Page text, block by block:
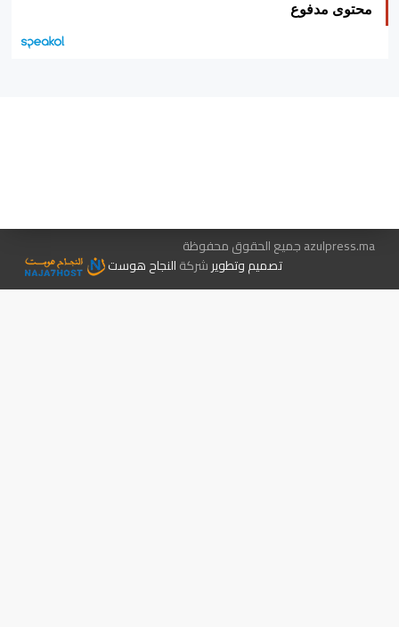
محتوى مدفوع
azulpress.ma جميع الحقوق محفوظة
تصميم وتطويرشركةالنجاح هوست